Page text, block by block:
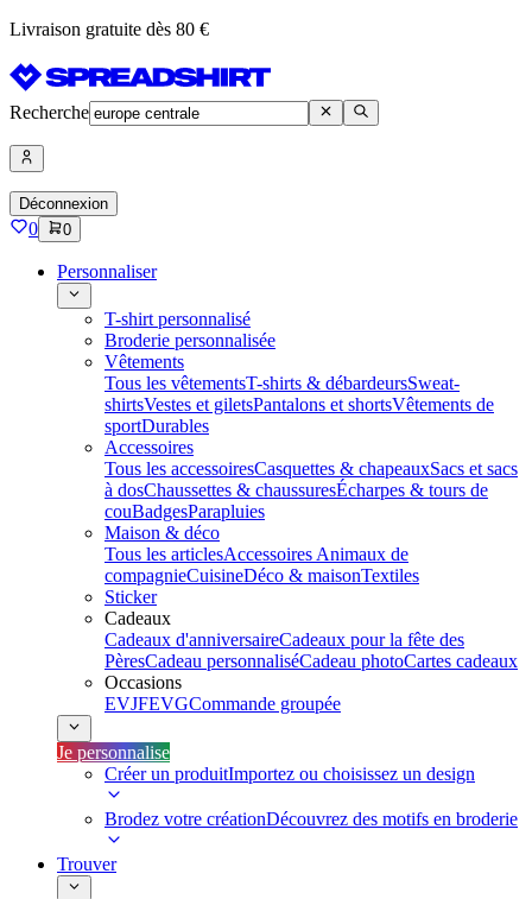
Livraison gratuite dès 80 €
Recherche
Déconnexion
0 0
Personnaliser
T-shirt personnalisé
Broderie personnalisée
Vêtements
Tous les vêtementsT-shirts & débardeursSweat-
shirtsVestes et giletsPantalons et shortsVêtements de
sportDurables
Accessoires
Tous les accessoiresCasquettes & chapeauxSacs et sacs
à dosChaussettes & chaussuresÉcharpes & tours de
couBadgesParapluies
Maison & déco
Tous les articlesAccessoires Animaux de
compagnieCuisineDéco & maisonTextiles
Sticker
Cadeaux
Cadeaux d'anniversaireCadeaux pour la fête des
PèresCadeau personnaliséCadeau photoCartes cadeaux
Occasions
EVJFEVGCommande groupée
Je personnalise
Créer un produitImportez ou choisissez un design
Brodez votre créationDécouvrez des motifs en broderie
Trouver